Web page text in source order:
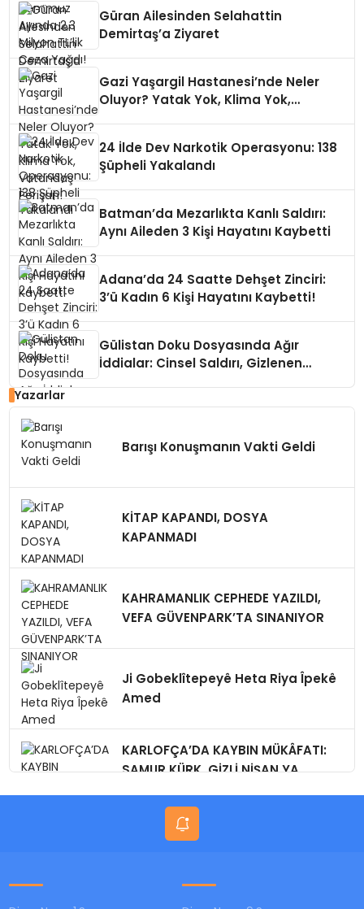
Güran Ailesinden Selahattin
Demirtaş’a Ziyaret
Gazi Yaşargil Hastanesi’nde Neler
Oluyor? Yatak Yok, Klima Yok,
24 İlde Dev Narkotik Operasyonu: 138
Şüpheli Yakalandı
Batman’da Mezarlıkta Kanlı Saldırı:
Aynı Aileden 3 Kişi Hayatını Kaybetti
Adana’da 24 Saatte Dehşet Zinciri:
3’ü Kadın 6 Kişi Hayatını Kaybetti!
Gülistan Doku Dosyasında Ağır
İddialar: Cinsel Saldırı, Gizlenen
Yazarlar
Barışı Konuşmanın Vakti Geldi
KİTAP KAPANDI, DOSYA
KAPANMADI
KAHRAMANLIK CEPHEDE YAZILDI,
VEFA GÜVENPARK’TA SINANIYOR
Ji Gobeklîtepeyê Heta Riya Îpekê
Amed
KARLOFÇA’DA KAYBIN MÜKÂFATI:
SAMUR KÜRK, GİZLİ NİŞAN,YA